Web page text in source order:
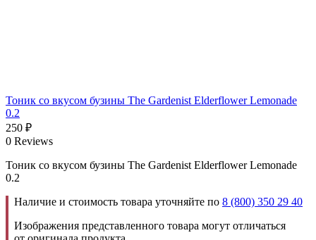
Тоник со вкусом бузины The Gardenist Elderflower Lemonade
0.2
250 ₽
0 Reviews
Тоник со вкусом бузины The Gardenist Elderflower Lemonade
0.2
Наличие и стоимость товара уточняйте по 8 (800) 350 29 40
Изображения представленного товара могут отличаться